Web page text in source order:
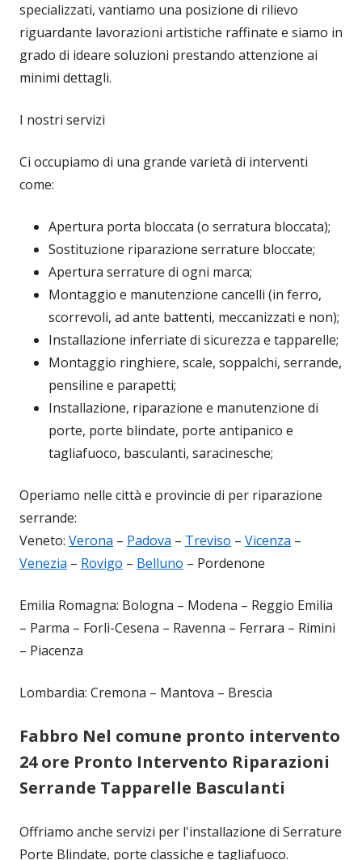
specializzati, vantiamo una posizione di rilievo
riguardante lavorazioni artistiche raffinate e siamo in
grado di ideare soluzioni prestando attenzione ai
minimi dettagli.
I nostri servizi
Ci occupiamo di una grande varietà di interventi
come:
Apertura porta bloccata (o serratura bloccata);
Sostituzione riparazione serrature bloccate;
Apertura serrature di ogni marca;
Montaggio e manutenzione cancelli (in ferro,
scorrevoli, ad ante battenti, meccanizzati e non);
Installazione inferriate di sicurezza e tapparelle;
Montaggio ringhiere, scale, soppalchi, serrande,
pensiline e parapetti;
Installazione, riparazione e manutenzione di
porte, porte blindate, porte antipanico e
tagliafuoco, basculanti, saracinesche;
Operiamo nelle città e provincie di per riparazione
serrande:
Veneto: Verona – Padova – Treviso – Vicenza –
Venezia – Rovigo – Belluno – Pordenone
Emilia Romagna: Bologna – Modena – Reggio Emilia
– Parma – Forlì-Cesena – Ravenna – Ferrara – Rimini
– Piacenza
Lombardia: Cremona – Mantova – Brescia
Fabbro Nel comune pronto intervento
24 ore Pronto Intervento Riparazioni
Serrande Tapparelle Basculanti
Offriamo anche servizi per l'installazione di Serrature
Porte Blindate, porte classiche e tagliafuoco.